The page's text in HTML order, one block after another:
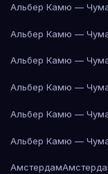
Альбер Камю —
Альбер Камю —
Альбер Камю —
Альбер Камю —
Альбер Камю —
Альбер Камю —
Амстердам